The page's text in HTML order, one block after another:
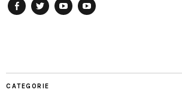
CATEGORIE